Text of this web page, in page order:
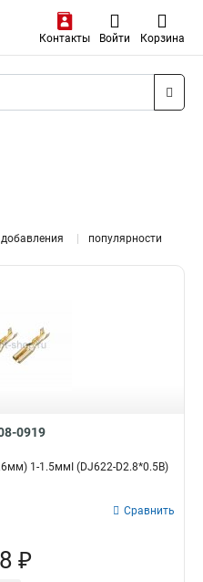
Контакты Войти Корзина
популярности
0919
1-1.5ммІ (DJ622-D2.8*0.5B)
Сравнить
₽